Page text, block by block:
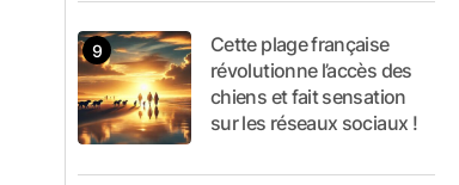
Cette plage française
révolutionne l’accès des
chiens et fait sensation
sur les réseaux sociaux !